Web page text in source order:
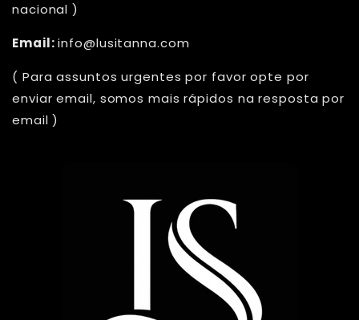
nacional )
Email:info@lusitanna.com
( Para assuntos urgentes por favor opte por
enviar email, somos mais rápidos na resposta por
email )